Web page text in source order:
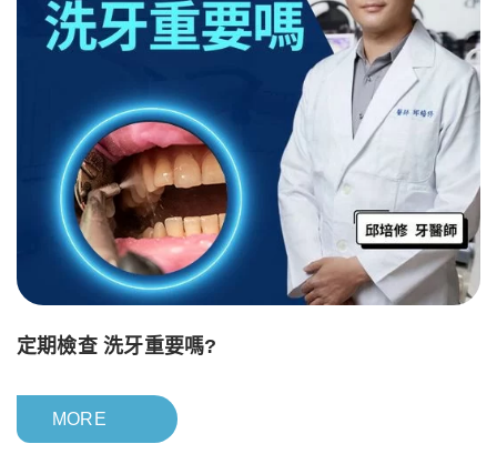
定期檢查 洗牙重要嗎?
MORE